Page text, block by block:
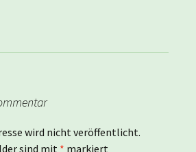
wird nicht veröffentlicht.
sind mit * markiert